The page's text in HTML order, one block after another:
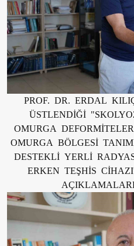
PROF. DR. ERDAL
ÜSTLENDİĞİ
OMURGA
OMURGA BÖLGESİ
DESTEKLİ YERLİ
ERKEN TEŞHİS